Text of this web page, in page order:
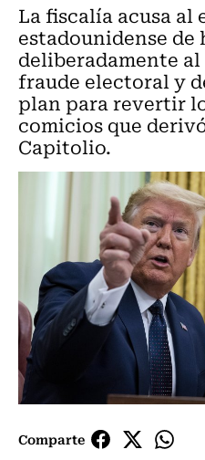
La fiscalía acusa al
estadounidense
deliberadamente
fraude electoral y
plan para revertir
comicios que
Capitolio.
Comparte